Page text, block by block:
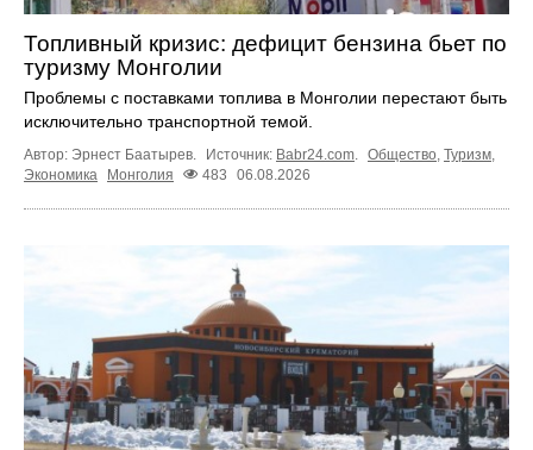
Топливный кризис: дефицит бензина бьет по
туризму Монголии
Проблемы с поставками топлива в Монголии перестают быть
исключительно транспортной темой.
Автор: Эрнест Баатырев. Источник: Babr24.com Общество Туризм
Экономика
Монголия 483 06.08.2026